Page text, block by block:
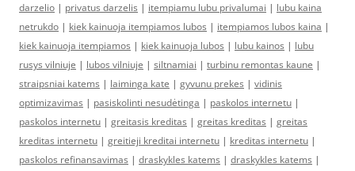
darzelio | privatus darzelis | itempiamu lubu privalumai | lubu kaina
netrukdo | kiek kainuoja itempiamos lubos | itempiamos lubos kaina |
kiek kainuoja itempiamos | kiek kainuoja lubos | lubu kainos | lubu
rusys vilniuje | lubos vilniuje | siltnamiai | turbinu remontas kaune |
straipsniai katems | laiminga kate | gyvunu prekes | vidinis
optimizavimas | pasiskolinti nesudėtinga | paskolos internetu |
paskolos internetu | greitasis kreditas | greitas kreditas | greitas
kreditas internetu | greitieji kreditai internetu | kreditas internetu |
paskolos refinansavimas | draskykles katems | draskykles katems |